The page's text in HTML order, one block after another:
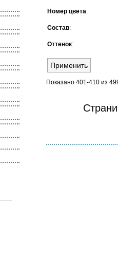
Номер цвета:
Состав:
Оттенок:
Показано 401-410 из